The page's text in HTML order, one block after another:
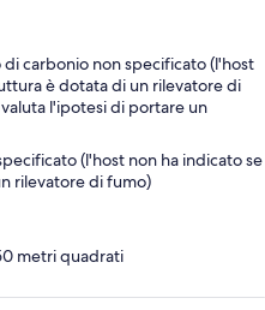
di carbonio non specificato (l'host
è dotata di un rilevatore di
l'ipotesi di portare un
(l'host non ha indicato se
rilevatore di fumo)
metri quadrati